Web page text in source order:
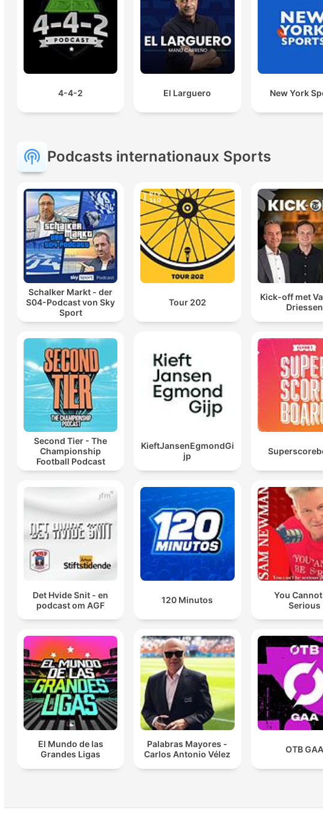
4-4-2 El Larguero New York
Podcasts internationaux Sports
Schalker Markt - der
S04-Podcast von Sky
Sport
Tour 202
Kick-off met
Driessen
Second Tier - The
Championship
Football Podcast
KieftJansenEgmondGi
jp
Det Hvide Snit - en
podcast om AGF
120 Minutos
You
Serious
El Mundo de las
Grandes Ligas
Palabras Mayores -
Carlos Antonio Vélez
OTB GAA